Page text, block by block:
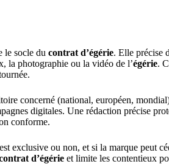
le socle du contrat d’égérie. Elle précise
la photographie ou la vidéo de l’égérie.
concerné (national, européen,
digitales. Une rédaction précise
conforme.
exclusive ou non, et si la marque peut
d’égérie et limite les contentieux